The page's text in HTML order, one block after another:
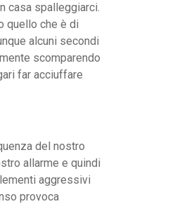
casa spalleggiarci.
quello che è di
alcuni secondi
scomparendo
far acciuffare
del nostro
allarme e quindi
aggressivi
provoca